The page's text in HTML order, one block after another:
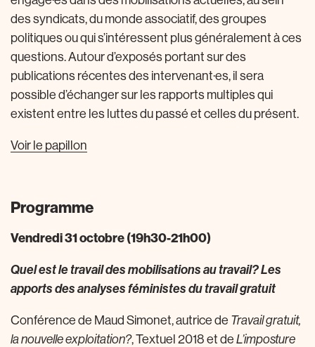
des syndicats, du monde associatif, des groupes
politiques ou qui s’intéressent plus généralement à ces
questions. Autour d’exposés portant sur des
publications récentes des intervenant·es, il sera
possible d’échanger sur les rapports multiples qui
existent entre les luttes du passé et celles du présent.
Voir le papillon
Programme
Vendredi 31 octobre (19h30-21h00)
Quel est le travail des mobilisations au travail? Les
apports des analyses féministes du travail gratuit
Conférence de Maud Simonet, autrice de Travail gratuit,
la nouvelle exploitation?, Textuel 2018 et de L’imposture